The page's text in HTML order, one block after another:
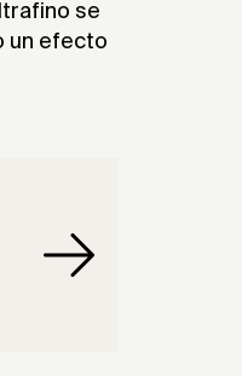
se
un efecto